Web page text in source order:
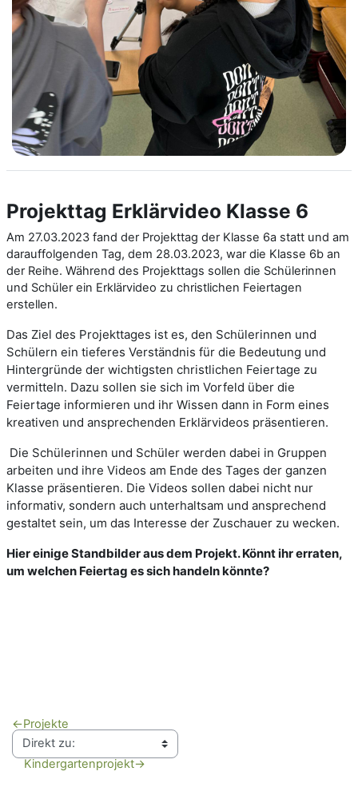
Projekttag Erklärvideo Klasse 6
Am 27.03.2023 fand der Projekttag der Klasse 6a statt und am
darauffolgenden Tag, dem 28.03.2023, war die Klasse 6b an
der Reihe. Während des Projekttags sollen die Schülerinnen
und Schüler ein Erklärvideo zu christlichen Feiertagen
erstellen.
Das Ziel des Projekttages ist es, den Schülerinnen und
Schülern ein tieferes Verständnis für die Bedeutung und
Hintergründe der wichtigsten christlichen Feiertage zu
vermitteln. Dazu sollen sie sich im Vorfeld über die
Feiertage informieren und ihr Wissen dann in Form eines
kreativen und ansprechenden Erklärvideos präsentieren.
Die Schülerinnen und Schüler werden dabei in Gruppen
arbeiten und ihre Videos am Ende des Tages der ganzen
Klasse präsentieren. Die Videos sollen dabei nicht nur
informativ, sondern auch unterhaltsam und ansprechend
gestaltet sein, um das Interesse der Zuschauer zu wecken.
Hier einige Standbilder aus dem Projekt. Könnt ihr erraten,
um welchen Feiertag es sich handeln könnte?
←Projekte
→
Kindergartenprojekt